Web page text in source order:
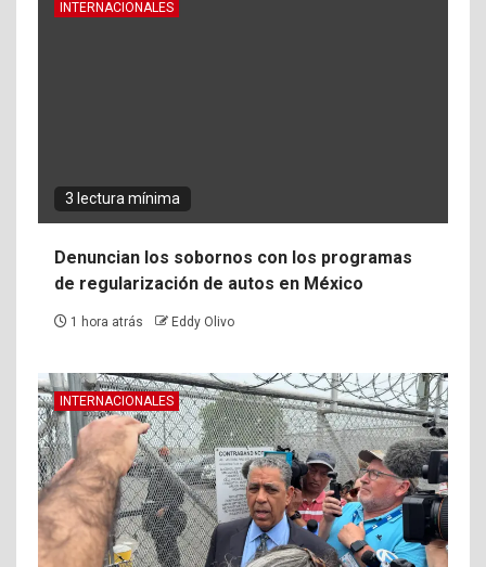
INTERNACIONALES
3 lectura mínima
Denuncian los sobornos con los programas
de regularización de autos en México
1 hora atrás Eddy Olivo
INTERNACIONALES